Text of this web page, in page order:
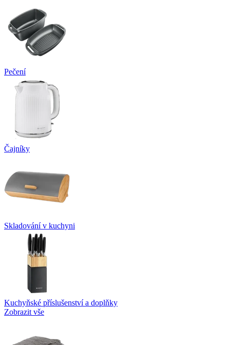
Pečení
Čajníky
Skladování v kuchyni
Kuchyňské příslušenství a doplňky
Zobrazit vše